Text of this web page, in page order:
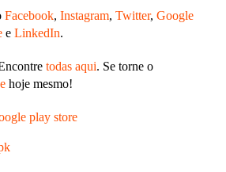
Facebook, Instagram, Twitter, Google
e LinkedIn.
todas aqui. Se torne o
hoje mesmo!